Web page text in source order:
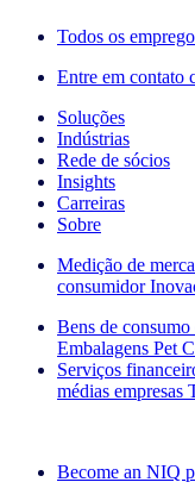
Todos os
Entre em contato
Soluções
Indústrias
Rede de sócios
Insights
Carreiras
Sobre
Medição de
consumidor
Bens de consumo
Embalagens Pet
Serviços
médias empresas
Become an NIQ